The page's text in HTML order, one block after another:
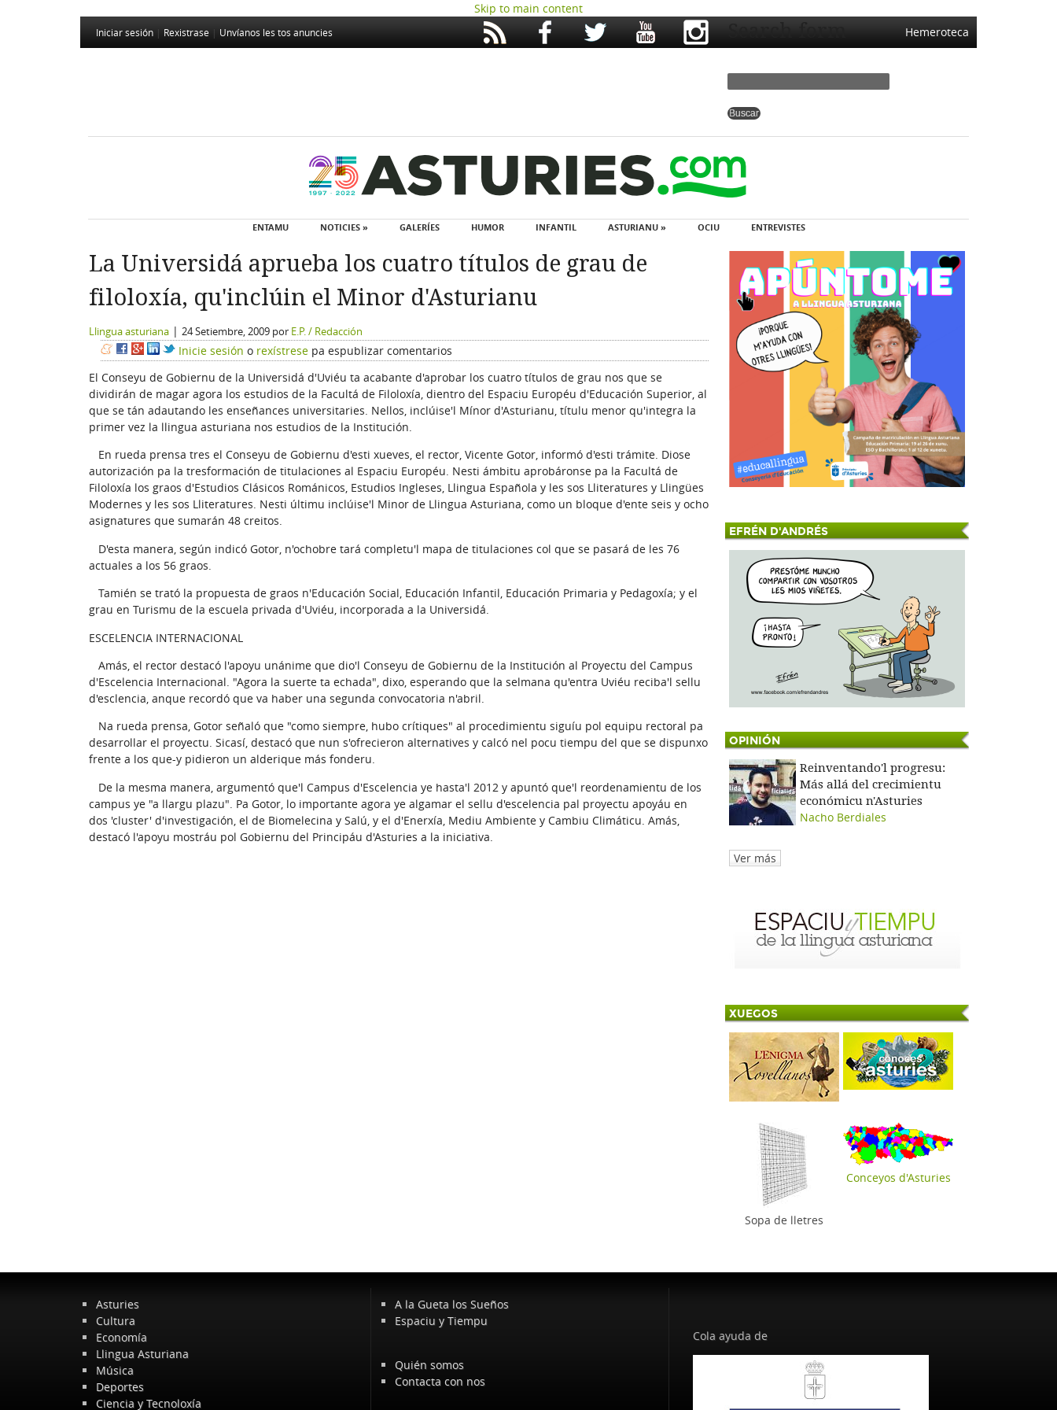
Skip to main content
Iniciar sesión Rexistrase Unvíanos les tos anuncies Hemeroteca
Search form
ENTAMU NOTICIES » GALERÍES HUMOR INFANTIL ASTURIANU » OCIU ENTREVISTES
La Universidá aprueba los cuatro títulos de grau de
filoloxía, qu'inclúin el Minor d'Asturianu
Llingua asturiana | 24 Setiembre, 2009 por E.P. / Redacción
Inicie sesión o rexístrese pa espublizar comentarios
El Conseyu de Gobiernu de la Universidá d'Uviéu ta acabante d'aprobar los cuatro títulos de grau nos que se
dividirán de magar agora los estudios de la Facultá de Filoloxía, dientro del Espaciu Européu d'Educación Superior, al
que se tán adautando les enseñances universitaries. Nellos, inclúise'l Mínor d'Asturianu, títulu menor qu'integra la
primer vez la llingua asturiana nos estudios de la Institución.
En rueda prensa tres el Conseyu de Gobiernu d'esti xueves, el rector, Vicente Gotor, informó d'esti trámite. Diose
autorización pa la tresformación de titulaciones al Espaciu Européu. Nesti ámbitu aprobáronse pa la Facultá de
Filoloxía los graos d'Estudios Clásicos Románicos, Estudios Ingleses, Llingua Española y les sos Lliteratures y Llingües
Modernes y les sos Lliteratures. Nesti últimu inclúise'l Minor de Llingua Asturiana, como un bloque d'ente seis y ocho
asignatures que sumarán 48 creitos.
D'esta manera, según indicó Gotor, n'ochobre tará completu'l mapa de titulaciones col que se pasará de les 76
actuales a los 56 graos.
Tamién se trató la propuesta de graos n'Educación Social, Educación Infantil, Educación Primaria y Pedagoxía; y el
grau en Turismu de la escuela privada d'Uviéu, incorporada a la Universidá.
ESCELENCIA INTERNACIONAL
Amás, el rector destacó l'apoyu unánime que dio'l Conseyu de Gobiernu de la Institución al Proyectu del Campus
d'Escelencia Internacional. "Agora la suerte ta echada", dixo, esperando que la selmana qu'entra Uviéu reciba'l sellu
d'esclencia, anque recordó que va haber una segunda convocatoria n'abril.
Na rueda prensa, Gotor señaló que "como siempre, hubo crítiques" al procedimientu siguíu pol equipu rectoral pa
desarrollar el proyectu. Sicasí, destacó que nun s'ofrecieron alternatives y calcó nel pocu tiempu del que se dispunxo
frente a los que-y pidieron un alderique más fonderu.
De la mesma manera, argumentó que'l Campus d'Escelencia ye hasta'l 2012 y apuntó que'l reordenamientu de los
campus ye "a llargu plazu". Pa Gotor, lo importante agora ye algamar el sellu d'escelencia pal proyectu apoyáu en
dos 'cluster' d'investigación, el de Biomelecina y Salú, y el d'Enerxía, Mediu Ambiente y Cambiu Climáticu. Amás,
destacó l'apoyu mostráu pol Gobiernu del Principáu d'Asturies a la iniciativa.
EFRÉN D'ANDRÉS
OPINIÓN
Reinventando'l progresu:
Más allá del crecimientu
económicu n'Asturies
Nacho Berdiales
Ver más
XUEGOS
Sopa de lletres
Conceyos d'Asturies
Asturies
Cultura
Economía
Llingua Asturiana
Música
Deportes
Ciencia y Tecnoloxía
A la Gueta los Sueños
Espaciu y Tiempu
Quién somos
Contacta con nos
Cola ayuda de